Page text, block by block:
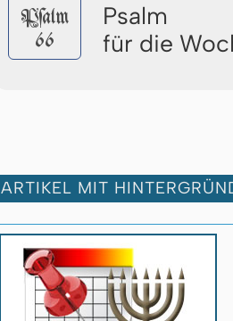
Pſalm
66
Psalm
für die
ARTIKEL MIT